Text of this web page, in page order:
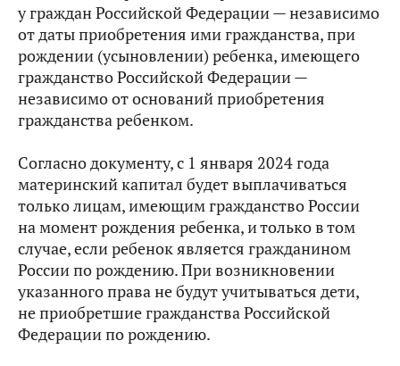
у граждан Российской Федерации — независимо
от даты приобретения ими гражданства, при
рождении (усыновлении) ребенка, имеющего
гражданство Российской Федерации —
независимо от оснований приобретения
гражданства ребенком.
Согласно документу, с 1 января 2024 года
материнский капитал будет выплачиваться
только лицам, имеющим гражданство России
на момент рождения ребенка, и только в том
случае, если ребенок является гражданином
России по рождению. При возникновении
указанного права не будут учитываться дети,
не приобретшие гражданства Российской
Федерации по рождению.